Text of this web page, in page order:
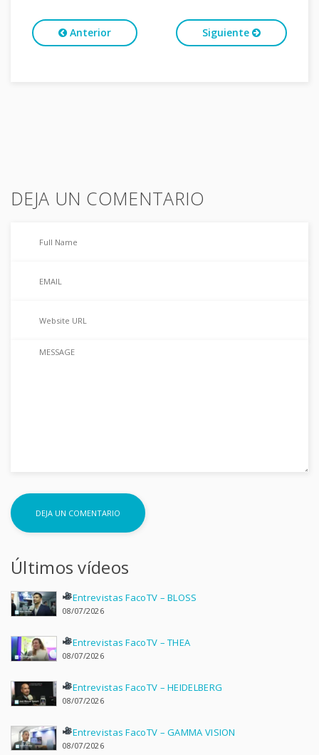
Anterior Siguiente
DEJA UN COMENTARIO
Últimos vídeos
Entrevistas FacoTV – BLOSS
08/07/2026
Entrevistas FacoTV – THEA
08/07/2026
Entrevistas FacoTV – HEIDELBERG
08/07/2026
Entrevistas FacoTV – GAMMA VISION
08/07/2026